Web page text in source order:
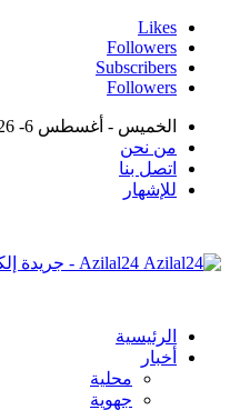
Likes
Followers
Subscribers
Followers
الخميس - أغسطس 6- 2026
من نحن
اتصل بنا
للإشهار
Azilal24 - جريدة إلكترونية متجددة على مدار الساعة
الرئيسية
أخبار
محلية
جهوية